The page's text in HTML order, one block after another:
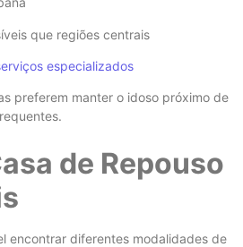
que regiões centrais
especializados
preferem manter o idoso próximo de
de Repouso
encontrar diferentes modalidades de